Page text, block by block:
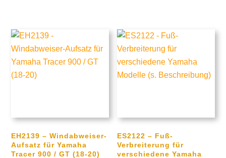
EH2139 – Windabweiser-
Aufsatz für Yamaha
Tracer 900 / GT (18-20)
ES2122 – Fuß-
Verbreiterung für
verschiedene Yamaha